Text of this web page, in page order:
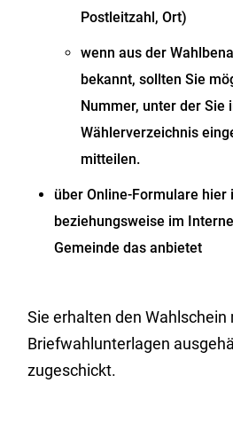
Postleitzahl, Ort)
wenn aus der
bekannt, sollten Sie
Nummer, unter der Sie
Wählerverzeichnis
mitteilen.
über Online-Formulare hier
beziehungsweise im
Gemeinde das anbietet
Sie erhalten den Wahlschein
Briefwahlunterlagen
zugeschickt.